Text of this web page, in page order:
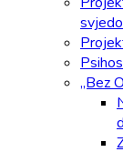
„Bez